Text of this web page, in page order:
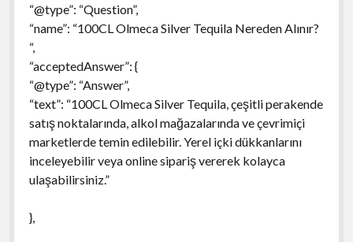
“@type”: “Question”,
“name”: “100CL Olmeca Silver Tequila Nereden Alınır?
“,
“acceptedAnswer”: {
“@type”: “Answer”,
“text”: “100CL Olmeca Silver Tequila, çeşitli perakende
satış noktalarında, alkol mağazalarında ve çevrimiçi
marketlerde temin edilebilir. Yerel içki dükkanlarını
inceleyebilir veya online sipariş vererek kolayca
ulaşabilirsiniz.”
},